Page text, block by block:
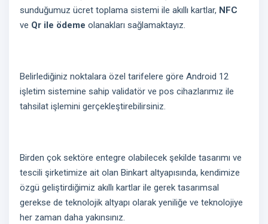
sunduğumuz ücret toplama sistemi ile akıllı kartlar, NFC
ve Qr ile ödeme olanakları sağlamaktayız.
Belirlediğiniz noktalara özel tarifelere göre Android 12
işletim sistemine sahip validatör ve pos cihazlarımız ile
tahsilat işlemini gerçekleştirebilirsiniz.
Birden çok sektöre entegre olabilecek şekilde tasarımı ve
tescili şirketimize ait olan Binkart altyapısında, kendimize
özgü geliştirdiğimiz akıllı kartlar ile gerek tasarımsal
gerekse de teknolojik altyapı olarak yeniliğe ve teknolojiye
her zaman daha yakınsınız.